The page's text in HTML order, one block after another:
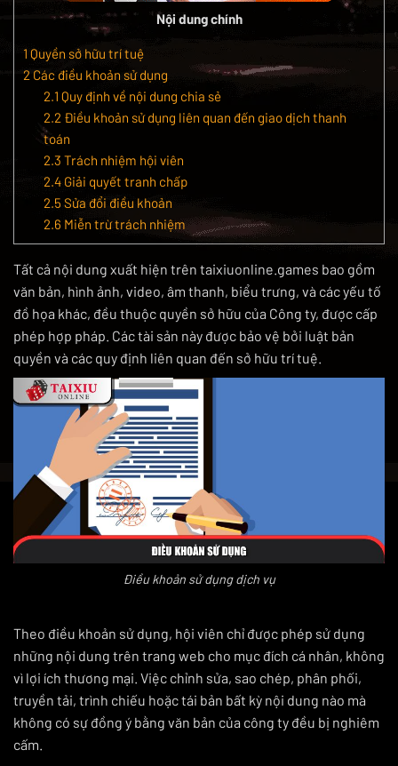
Nội dung chính
1 Quyền sở hữu trí tuệ
2 Các điều khoản sử dụng
2.1 Quy định về nội dung chia sẻ
2.2 Điều khoản sử dụng liên quan đến giao dịch thanh
toán
2.3 Trách nhiệm hội viên
2.4Giải quyết tranh chấp
2.5 Sửa đổi điều khoản
2.6 Miễn trừ trách nhiệm
Tất cả nội dung xuất hiện trên taixiuonline.games bao gồm
văn bản, hình ảnh, video, âm thanh, biểu trưng, và các yếu tố
đồ họa khác, đều thuộc quyền sở hữu của Công ty, được cấp
phép hợp pháp. Các tài sản này được bảo vệ bởi luật bản
quyền và các quy định liên quan đến sở hữu trí tuệ.
Điều khoản sử dụng dịch vụ
Theo điều khoản sử dụng, hội viên chỉ được phép sử dụng
những nội dung trên trang web cho mục đích cá nhân, không
vì lợi ích thương mại. Việc chỉnh sửa, sao chép, phân phối,
truyền tải, trình chiếu hoặc tái bản bất kỳ nội dung nào mà
không có sự đồng ý bằng văn bản của công ty đều bị nghiêm
cấm.